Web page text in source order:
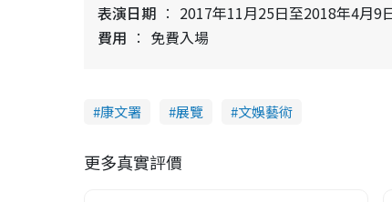
表演日期
2017年11月25日至2018年4月9
費用
免費入場
康文署 展覽 文娛藝術
更多真實評價